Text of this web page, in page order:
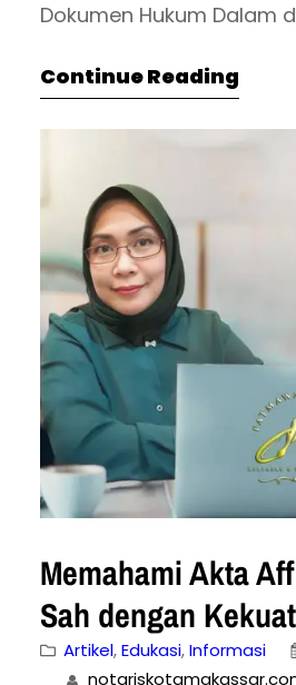
Dokumen Hukum Dalam
yang memiliki kekuatan
yang terlibat. Namun,
memahami perbedaan
akta yang umum
notaris dan akta bukan
Notaris: Akta notaris…
Continue Reading
Memahami Akta
Sah dengan
Artikel, Edukasi, Informasi